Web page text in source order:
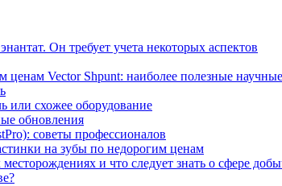
Он требует учета некоторых аспектов
ценам Vector Shpunt: наиболее полезные
или схожее оборудование
обновления
советы профессионалов
на зубы по недорогим ценам
и что следует знать о сфере